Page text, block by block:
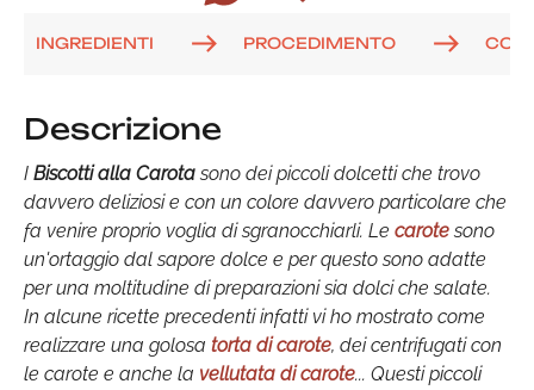
INGREDIENTI PROCEDIMENTO
Descrizione
I Biscotti alla Carotasono dei piccoli dolcetti che trovo
davvero deliziosi e con un colore davvero particolare che
fa venire proprio voglia di sgranocchiarli. Le carotesono
un'ortaggio dal sapore dolce e per questo sono adatte
per una moltitudine di preparazioni sia dolci che salate.
In alcune ricette precedenti infatti vi ho mostrato come
realizzare una golosa torta di carote, dei centrifugati con
le carote e anche la vellutata di carote... Questi piccoli